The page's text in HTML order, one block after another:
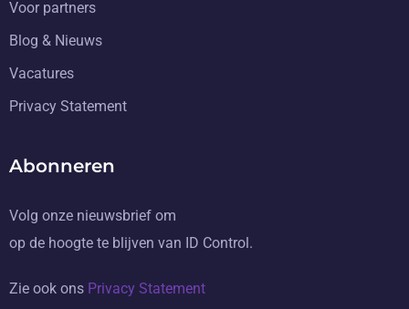
Voor partners
Blog & Nieuws
Vacatures
Privacy Statement
Abonneren
Volg onze nieuwsbrief om
op de hoogte te blijven van ID Control.
Zie ook ons Privacy Statement